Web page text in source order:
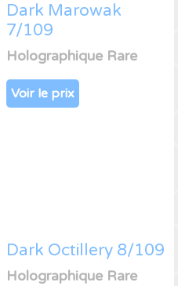
Dark Marowak
7/109
Holographique Rare
Voir le prix
Dark Octillery 8/109
Holographique Rare